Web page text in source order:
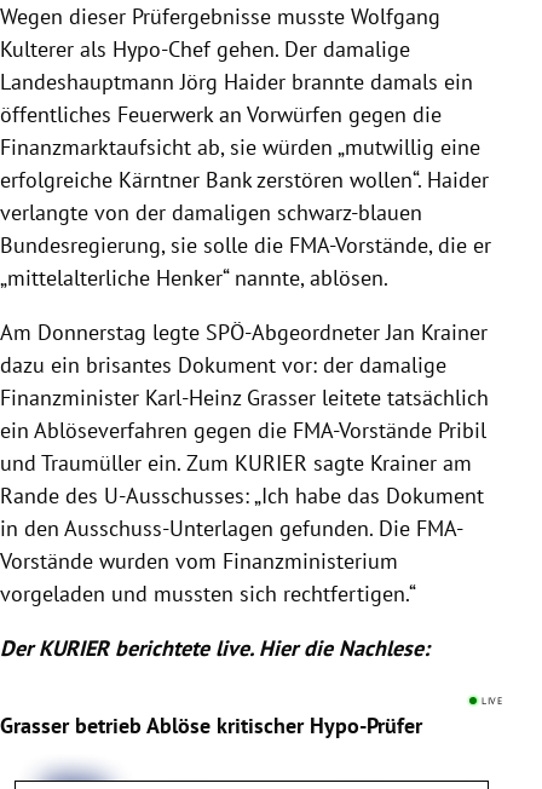
Wegen dieser Prüfergebnisse musste Wolfgang
Kulterer als Hypo-Chef gehen. Der damalige
LandeshauptmannJörg Haider brannte damals ein
öffentliches Feuerwerk an Vorwürfen gegen die
Finanzmarktaufsicht ab, sie würden „mutwillig eine
erfolgreiche Kärntner Bank zerstören wollen“. Haider
verlangte von der damaligen schwarz-blauen
Bundesregierung, sie solle die FMA-Vorstände, die er
„mittelalterliche Henker“ nannte, ablösen.
Am Donnerstag legte SPÖ-Abgeordneter Jan Krainer
dazu ein brisantes Dokument vor: der damalige
Finanzminister Karl-Heinz Grasser leitete tatsächlich
ein Ablöseverfahren gegen die FMA-Vorstände Pribil
und Traumüller ein. Zum KURIER sagte Krainer am
Rande des U-Ausschusses: „Ich habe das Dokument
in den Ausschuss-Unterlagen gefunden. Die FMA-
Vorstände wurden vom Finanzministerium
vorgeladen und mussten sich rechtfertigen.“
Der KURIER berichtete live. Hier die Nachlese:
LIVE
Grasser betrieb Ablöse kritischer Hypo-Prüfer